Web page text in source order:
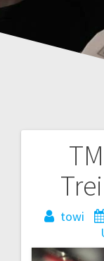
towi